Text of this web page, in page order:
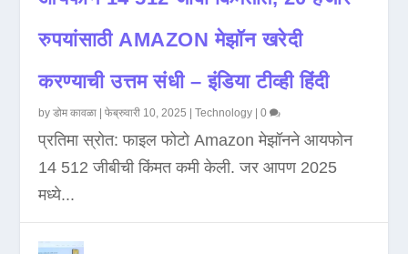
रुपयांसाठी AMAZON मेझॉन खरेदी
करण्याची उत्तम संधी – इंडिया टीव्ही हिंदी
byडोम कावळा |फेब्रुवारी 10, 2025 |Technology |0
प्रतिमा स्रोत: फाइल फोटो Amazon मेझॉनने आयफोन
14 512 जीबीची किंमत कमी केली. जर आपण 2025
मध्ये...